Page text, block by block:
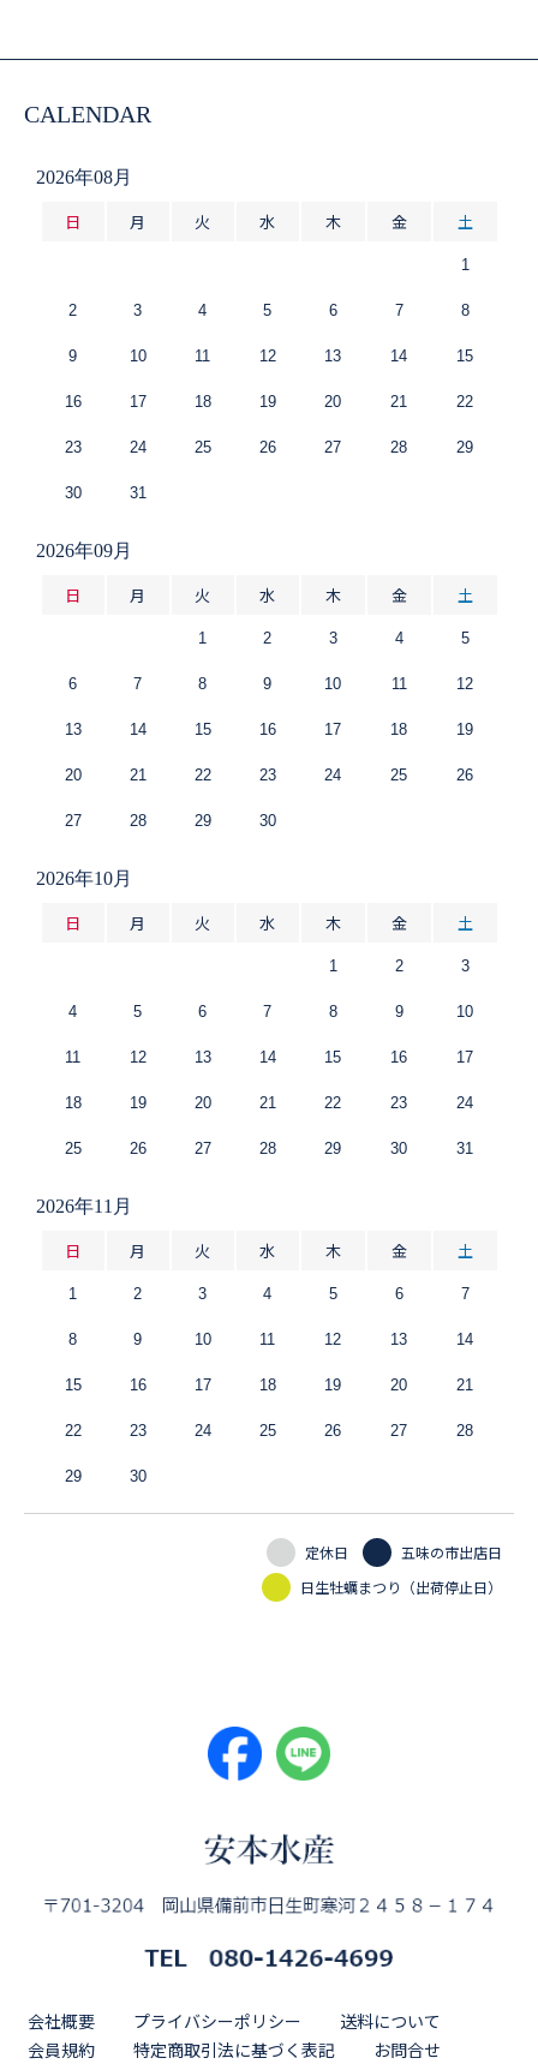
CALENDAR
2026年08月
日 月 火 水 木 金 土
1
2 3 4 5 6 7 8
9 10 11 12 13 14 15
16 17 18 19 20 21 22
23 24 25 26 27 28 29
30 31
2026年09月
日 月 火 水 木 金 土
1 2 3 4 5
6 7 8 9 10 11 12
13 14 15 16 17 18 19
20 21 22 23 24 25 26
27 28 29 30
2026年10月
日 月 火 水 木 金 土
1 2 3
4 5 6 7 8 9 10
11 12 13 14 15 16 17
18 19 20 21 22 23 24
25 26 27 28 29 30 31
2026年11月
日 月 火 水 木 金 土
1 2 3 4 5 6 7
8 9 10 11 12 13 14
15 16 17 18 19 20 21
22 23 24 25 26 27 28
29 30
定休日
五味の市出店日
日生牡蠣まつり（出荷停止日）
会社概要 プライバシーポリシー
送料について
会員規約
特定商取引法に基づく表記 お問合せ